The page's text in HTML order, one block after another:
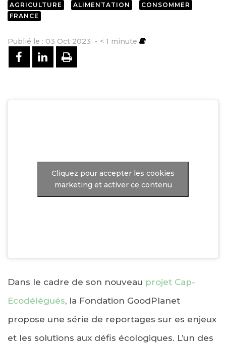
AGRICULTURE ALIMENTATION
CONSOMMER
FRANCE
Publié le : 03 Oct 2023 < 1 minute
PARTAGER SUR FACEBOOK
PARTAGER SUR LINKEDIN
IMPRIMER
Cliquez pour accepter les cookies
marketing et activer ce contenu
Dans le cadre de son nouveau projet Cap-
Ecodélégués, la Fondation GoodPlanet
propose une série de reportages sur es enjeux
et les solutions aux défis écologiques. L’un des